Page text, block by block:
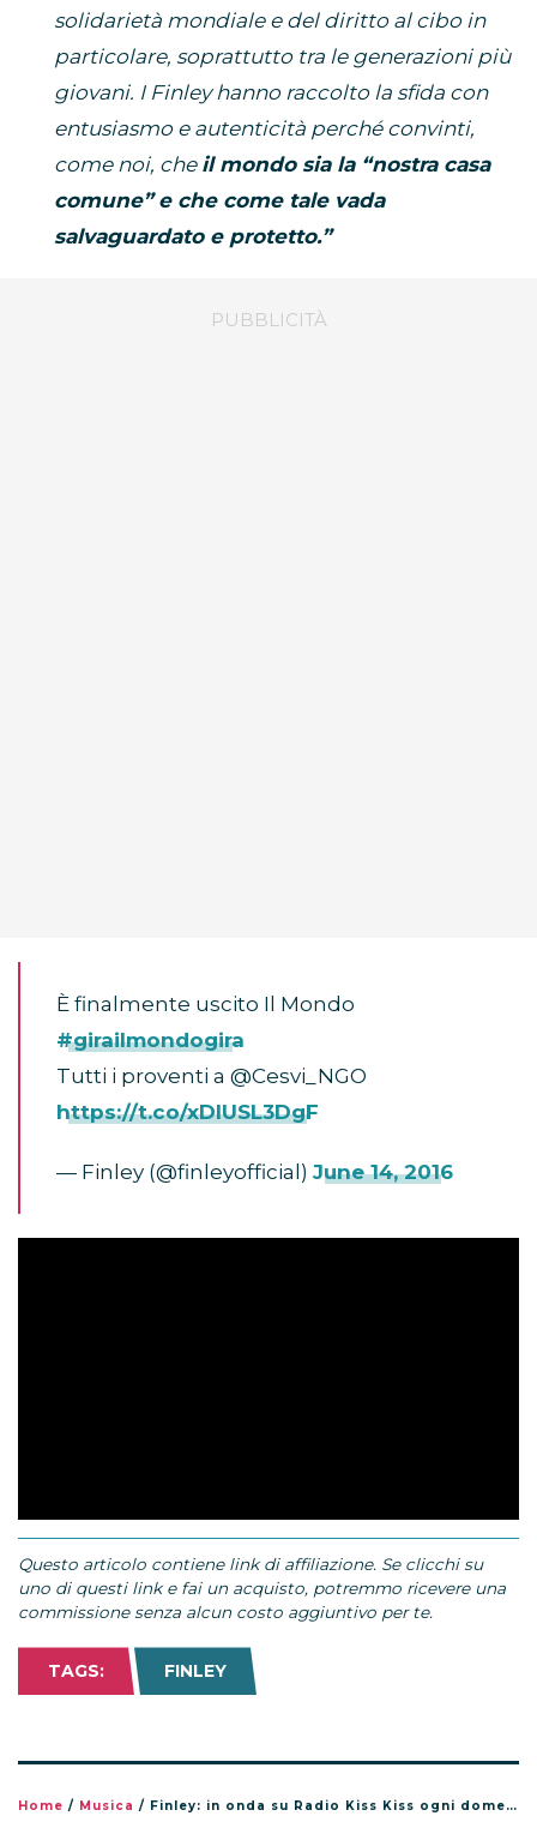
solidarietà mondiale e del diritto al cibo in
particolare, soprattutto tra le generazioni più
giovani. I Finley hanno raccolto la sfida con
entusiasmo e autenticità perché convinti,
come noi, che il mondo sia la “nostra casa
comune” e che come tale vada
salvaguardato e protetto.”
È finalmente uscito Il Mondo
#girailmondogira
Tutti i proventi a @Cesvi_NGO
https://t.co/xDIUSL3DgF
— Finley (@finleyofficial) June 14, 2016
Questo articolo contiene link di affiliazione. Se clicchi su
uno di questi link e fai un acquisto, potremmo ricevere una
commissione senza alcun costo aggiuntivo per te.
TAGS: FINLEY
Home / Musica / Finley: in onda su Radio Kiss Kiss ogni domenica dal 12 Maggio!